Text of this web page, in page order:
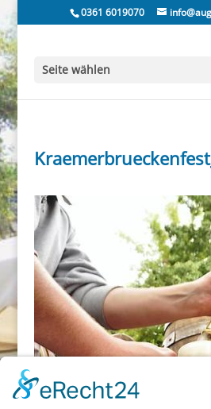
0361 6019070
Seite wählen